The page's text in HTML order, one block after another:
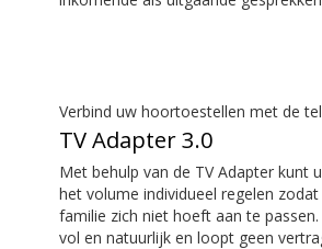
Verbind uw hoortoestellen met de
TV Adapter 3.0
Met behulp van de TV Adapter kunt
het volume individueel regelen
familie zich niet hoeft aan te passen.
vol en natuurlijk en loopt geen